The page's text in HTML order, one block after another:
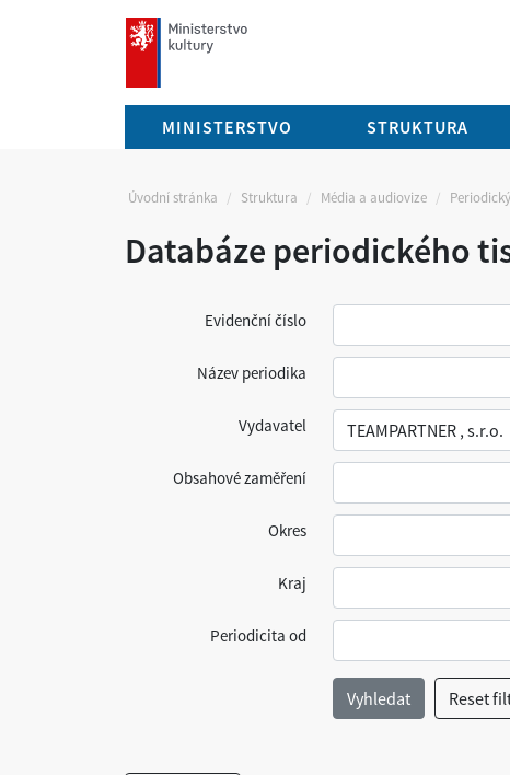
mkcr.cz
MINISTERSTVO STRUKTURA
Úvodní stránka Struktura Média a audiovize
Databáze periodického
Evidenční číslo
Název periodika
Vydavatel
Obsahové zaměření
Okres
Kraj
Periodicita od